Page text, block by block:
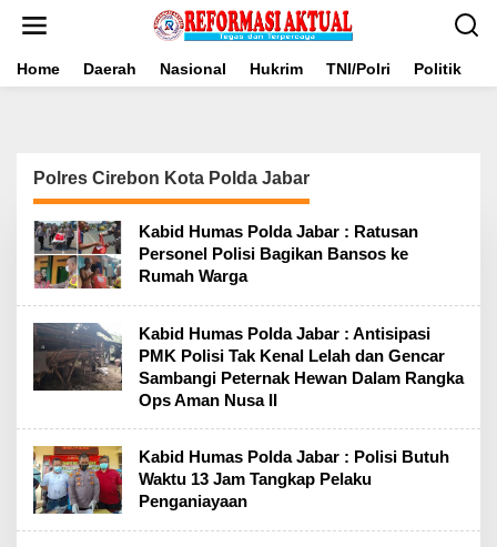
Home Daerah Nasional Hukrim TNI/Polri Politik
Polres Cirebon Kota Polda Jabar
Kabid Humas Polda Jabar : Ratusan
Personel Polisi Bagikan Bansos ke
Rumah Warga
Kabid Humas Polda Jabar : Antisipasi
PMK Polisi Tak Kenal Lelah dan Gencar
Sambangi Peternak Hewan Dalam Rangka
Ops Aman Nusa II
Kabid Humas Polda Jabar : Polisi Butuh
Waktu 13 Jam Tangkap Pelaku
Penganiayaan